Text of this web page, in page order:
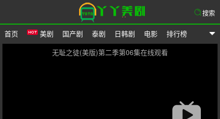
爱美剧网
首页 美剧 国产剧 泰剧 日韩剧 电影 排行榜
搜索
无耻之徒(美版)第二季第06集在线观看